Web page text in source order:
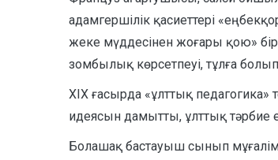
адамгершілік қасиеттері
жеке мүддесінен жоғары қою»
зомбылық көрсетпеуі, тұлға болып
XIX ғасырда «ұлттық
идеясын дамытты, ұлттық тәрбие
Болашақ бастауыш сынып